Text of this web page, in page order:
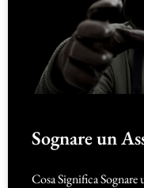
Sognare un
Cosa Significa Sognare